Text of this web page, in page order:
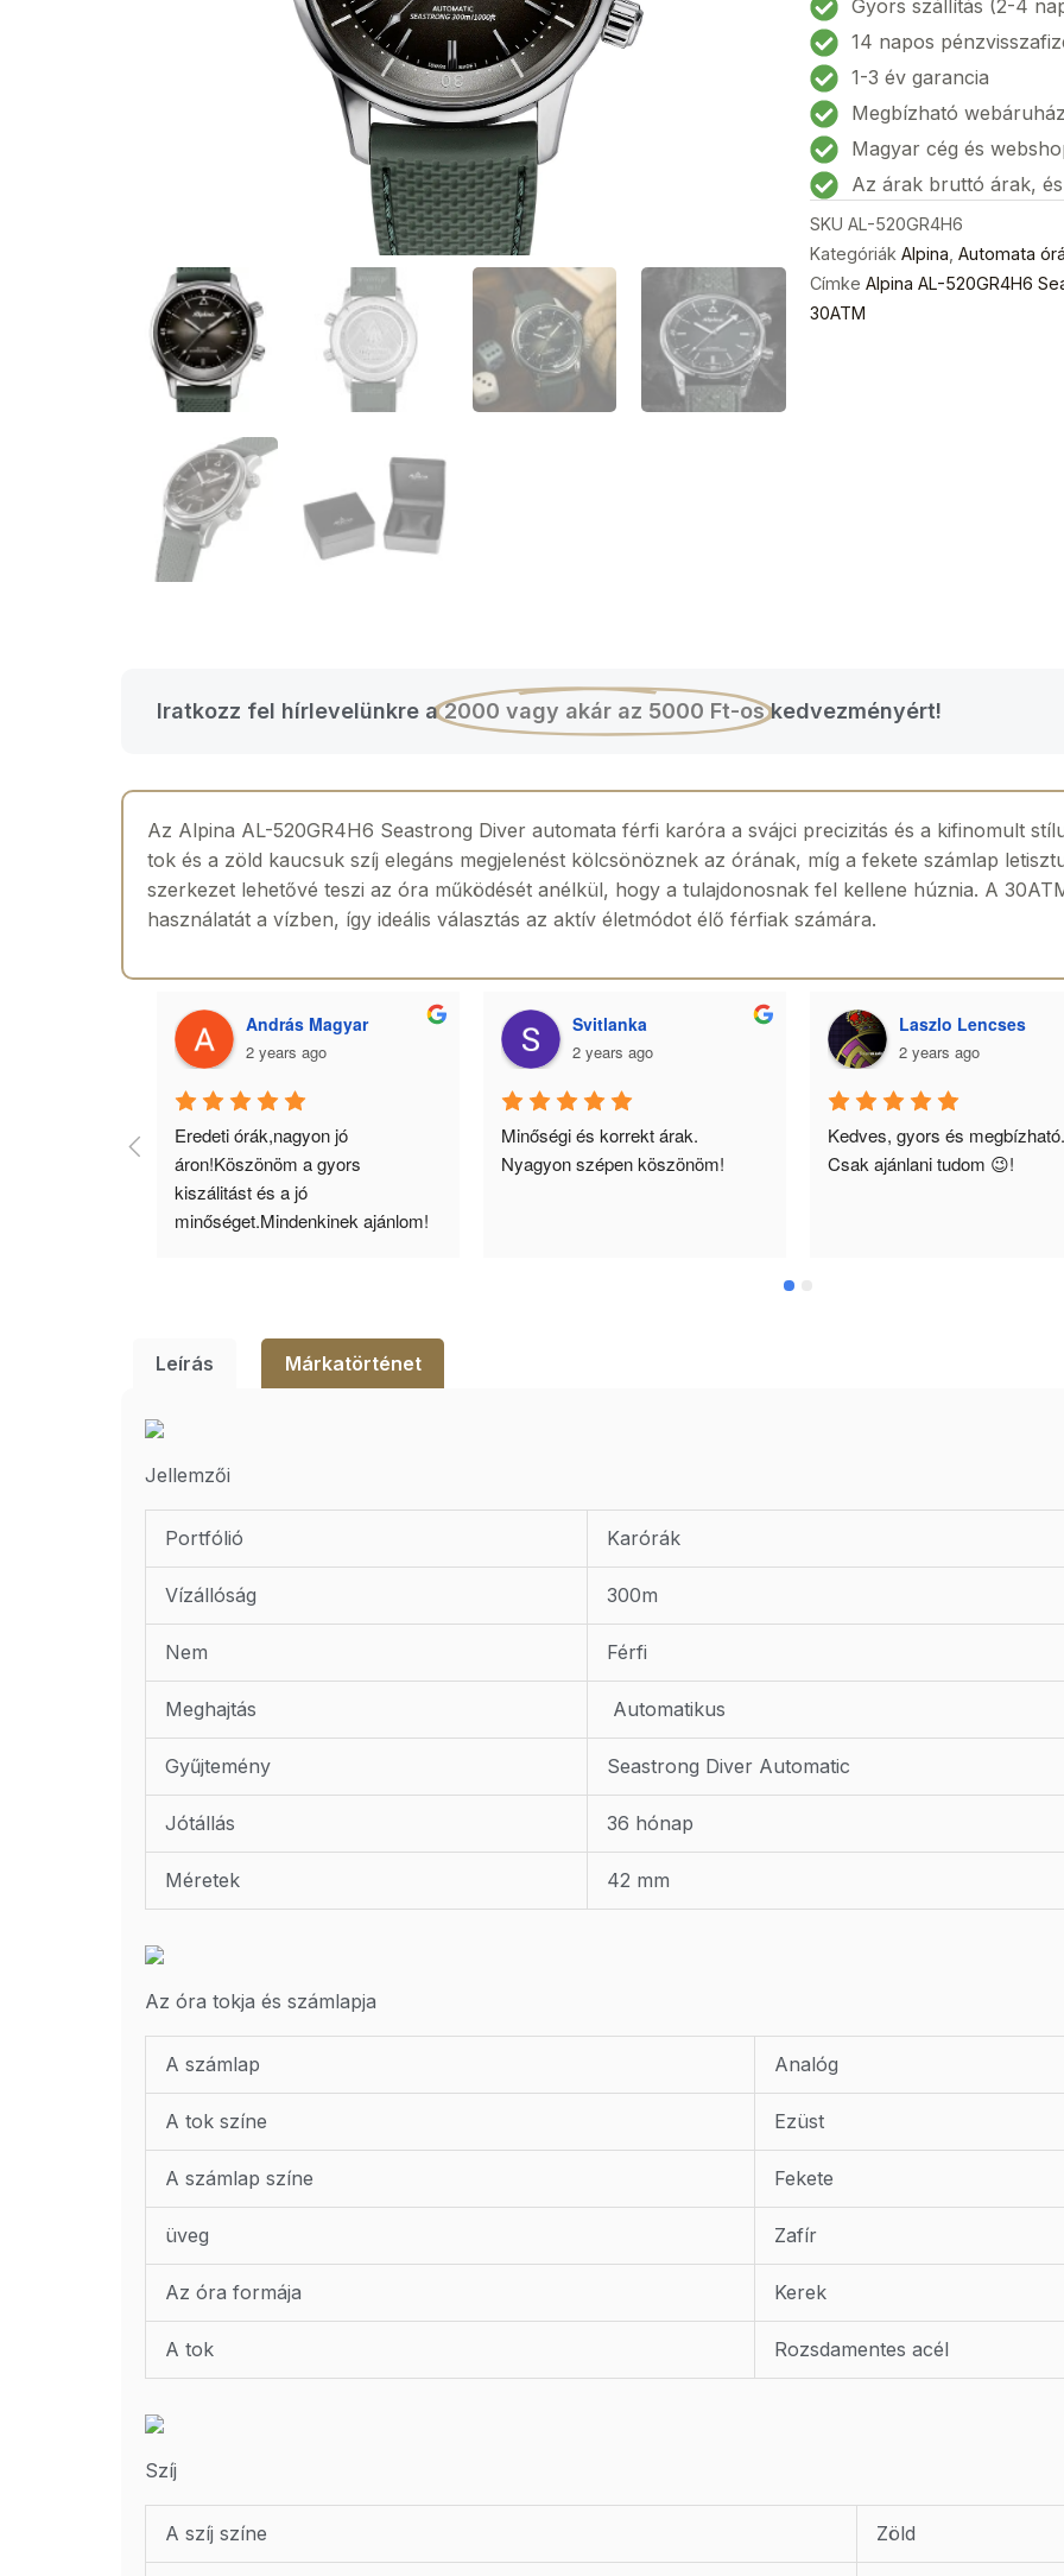
Diver
Automata
Férfi
karóra
42mm
30ATM
mennyiség
Gyors szállítás (2-4
14 napos
1-3 év garancia
Megbízható webáruház
Magyar cég és
Az árak bruttó árak,
SKU AL-520GR4H6
Kategóriák Alpina Automata
Címke Alpina AL-520GR4H6
30ATM
Iratkozz fel hírlevelünkre a2000 vagy akár az 5000 Ft-os kedvezményért!
Az Alpina AL-520GR4H6 Seastrong Diver automata férfi karóra a svájci precizitás és a kifinomult
tok és a zöld kaucsuk szíj elegáns megjelenést kölcsönöznek az órának, míg a fekete számlap
szerkezet lehetővé teszi az óra működését anélkül, hogy a tulajdonosnak fel kellene húznia. A
használatát a vízben, így ideális választás az aktív életmódot élő férfiak számára.
András Magyar
2 years ago
Eredeti órák,nagyon jó
áron!Köszönöm a gyors
kiszálitást és a jó
minőséget.Mindenkinek ajánlom!
Svitlanka
2 years ago
Minőségi és korrekt árak.
Nyagyon szépen köszönöm!
Laszlo Lencses
2 years ago
Kedves, gyors és megbízható.
Csak ajánlani tudom 😉!
Leírás Márkatörténet
Jellemzői
Portfólió Karórák
Vízállóság 300m
Nem Férfi
Meghajtás Automatikus
Gyűjtemény Seastrong Diver Automatic
Jótállás 36 hónap
Méretek 42 mm
Az óra tokja és számlapja
A számlap Analóg
A tok színe Ezüst
A számlap színe Fekete
üveg Zafír
Az óra formája Kerek
A tok Rozsdamentes acél
Szíj
A szíj színe Zöld